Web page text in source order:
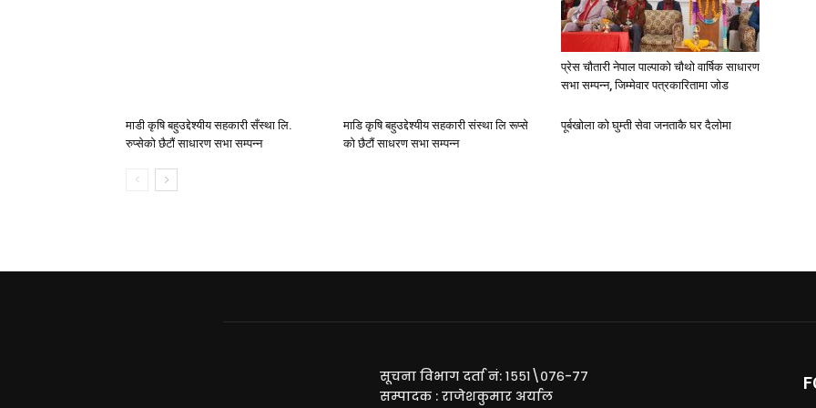
प्रेस चौतारी नेपाल पाल्पाको चौथो वार्षिक साधारण
सभा सम्पन्न, जिम्मेवार पत्रकारितामा जोड
माडी कृषि बहुउद्देश्यीय सहकारी सँस्था लि.
रुप्सेको छैटाैं साधारण सभा सम्पन्न
माडि कृषि बहुउद्देश्यीय सहकारी संस्था लि रूप्से
काे छैटाैं साधरण सभा सम्पन्न
पूर्बखाेला काे घुम्ती सेवा जनताकै घर दैलाेमा
सूचना विभाग दर्ता नं: १५५१\०७६-७७
सम्पादक : राजेशकुमार अर्याल